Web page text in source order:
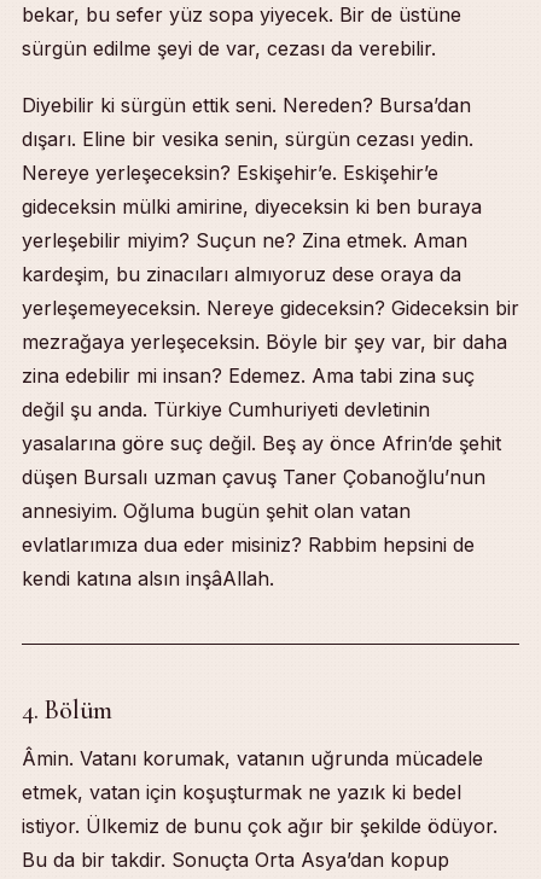
bekar, bu sefer yüz sopa yiyecek. Bir de üstüne
sürgün edilme şeyi de var, cezası da verebilir.
Diyebilir ki sürgün ettik seni. Nereden? Bursa’dan
dışarı. Eline bir vesika senin, sürgün cezası yedin.
Nereye yerleşeceksin? Eskişehir’e. Eskişehir’e
gideceksin mülki amirine, diyeceksin ki ben buraya
yerleşebilir miyim? Suçun ne? Zina etmek. Aman
kardeşim, bu zinacıları almıyoruz dese oraya da
yerleşemeyeceksin. Nereye gideceksin? Gideceksin bir
mezrağaya yerleşeceksin. Böyle bir şey var, bir daha
zina edebilir mi insan? Edemez. Ama tabi zina suç
değil şu anda. Türkiye Cumhuriyeti devletinin
yasalarına göre suç değil. Beş ay önce Afrin’de şehit
düşen Bursalı uzman çavuş Taner Çobanoğlu’nun
annesiyim. Oğluma bugün şehit olan vatan
evlatlarımıza dua eder misiniz? Rabbim hepsini de
kendi katına alsın inşâAllah.
4. Bölüm
Âmin. Vatanı korumak, vatanın uğrunda mücadele
etmek, vatan için koşuşturmak ne yazık ki bedel
istiyor. Ülkemiz de bunu çok ağır bir şekilde ödüyor.
Bu da bir takdir. Sonuçta Orta Asya’dan kopup